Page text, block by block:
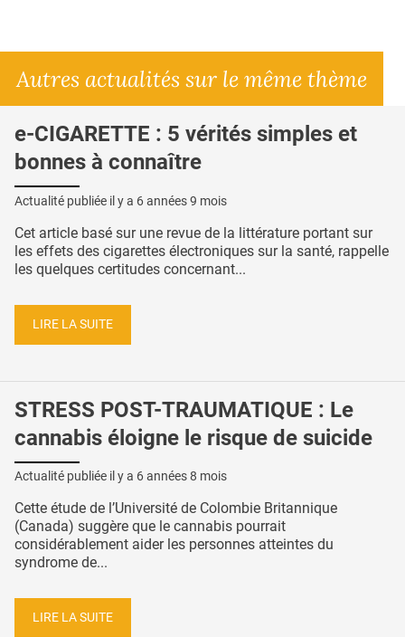
Autres actualités sur le même thème
e-CIGARETTE : 5 vérités simples et
bonnes à connaître
Actualité publiée il y a 6 années 9 mois
Cet article basé sur une revue de la littérature portant sur
les effets des cigarettes électroniques sur la santé, rappelle
les quelques certitudes concernant...
LIRE LA SUITE
STRESS POST-TRAUMATIQUE : Le
cannabis éloigne le risque de suicide
Actualité publiée il y a 6 années 8 mois
Cette étude de l’Université de Colombie Britannique
(Canada) suggère que le cannabis pourrait
considérablement aider les personnes atteintes du
syndrome de...
LIRE LA SUITE